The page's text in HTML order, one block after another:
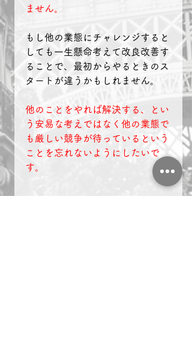
ません。
もし他の業態にチャレンジすると
しても一生懸命考えて改良改善す
ることで、最初からやるときのス
タートが違うかもしれません。
他のことをやれば解決する、とい
う安易な考えではなく他の業態で
も厳しい競争が待っているという
ことを忘れないようにしたいで
す。